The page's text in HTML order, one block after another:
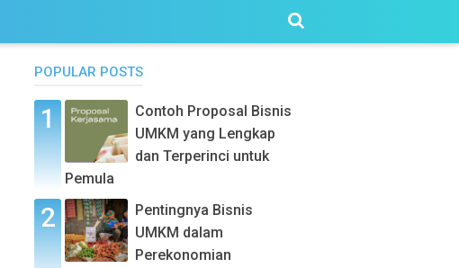
POPULAR POSTS
Contoh Proposal Bisnis
UMKM yang Lengkap
dan Terperinci untuk
Pemula
Pentingnya Bisnis
UMKM dalam
Perekonomian